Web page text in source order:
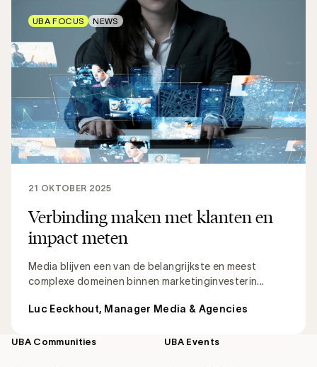
Verbinding maken met klanten en
impact meten
Media blijven een van de belangrijkste en meest
complexe domeinen binnen marketinginvesterin...
21 OKTOBER 2025
Luc Eeckhout, Manager Media & Agencies
UBA FOCUS NEWS
Footer
UBA Communities UBA Events